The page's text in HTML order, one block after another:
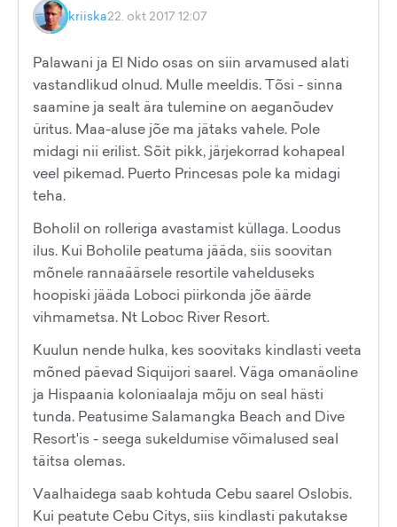
kriiska22. okt 2017 12:07
Palawani ja El Nido osas on siin arvamused alati
vastandlikud olnud. Mulle meeldis. Tõsi - sinna
saamine ja sealt ära tulemine on aeganõudev
üritus. Maa-aluse jõe ma jätaks vahele. Pole
midagi nii erilist. Sõit pikk, järjekorrad kohapeal
veel pikemad. Puerto Princesas pole ka midagi
teha.
Boholil on rolleriga avastamist küllaga. Loodus
ilus. Kui Boholile peatuma jääda, siis soovitan
mõnele rannaäärsele resortile vahelduseks
hoopiski jääda Loboci piirkonda jõe äärde
vihmametsa. Nt Loboc River Resort.
Kuulun nende hulka, kes soovitaks kindlasti veeta
mõned päevad Siquijori saarel. Väga omanäoline
ja Hispaania koloniaalaja mõju on seal hästi
tunda. Peatusime Salamangka Beach and Dive
Resort'is - seega sukeldumise võimalused seal
täitsa olemas.
Vaalhaidega saab kohtuda Cebu saarel Oslobis.
Kui peatute Cebu Citys, siis kindlasti pakutakse